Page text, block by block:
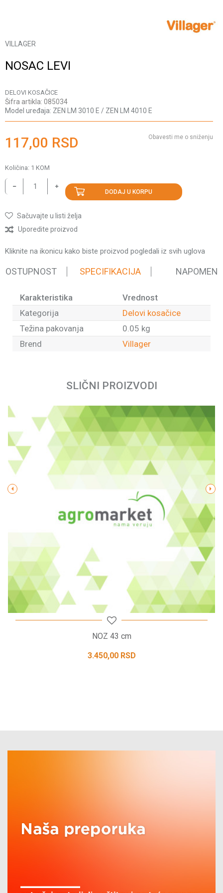
VILLAGER
NOSAC LEVI
DELOVI KOSAČICE
Šifra artikla: 085034
Model uređaja: ZEN LM 3010 E / ZEN LM 4010 E
117,00 RSD Obavesti me o sniženju
Količina: 1 KOM
DODAJ U KORPU
Sačuvajte u listi želja
Uporedite proizvod
Kliknite na ikonicu kako biste proizvod pogledali iz svih uglova
SPECIFIKACIJA NAPOMENA
Karakteristika
Vrednost
Kategorija
Delovi kosačice
Težina pakovanja
0.05 kg
Brend
Villager
Poruka
SLIČNI PROIZVODI
NOZ 43 cm
3.450,00 RSD